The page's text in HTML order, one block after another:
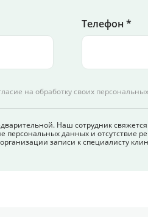
Телефон *
на обработку своих
Наш сотрудник
персональных данных и отсутствие
записи к специалисту